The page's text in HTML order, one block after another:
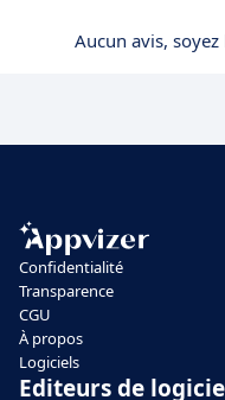
Aucun avis,
Confidentialité
Transparence
CGU
À propos
Logiciels
Editeurs de